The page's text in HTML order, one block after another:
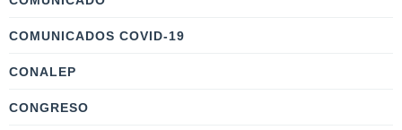
COMUNICADOS COVID-19
CONALEP
CONGRESO